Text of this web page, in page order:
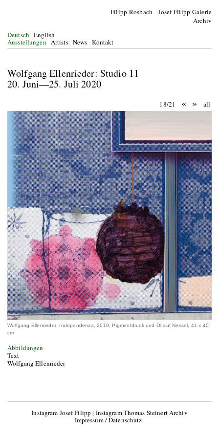
Filipp Rosbach Josef Filipp Galerie
Archiv
Deutsch English
Ausstellungen Artists News Kontakt
Wolfgang Ellenrieder: Studio 11
20. Juni—25. Juli 2020
18/21 « » all
Wolfgang Ellenrieder: Independenza, 2019, Pigmentdruck und Öl auf Nessel, 41 x 40
cm
Abbildungen
Text
Wolfgang Ellenrieder
Instagram Josef Filipp | Instagram Thomas Steinert Archiv
Impressum / Datenschutz